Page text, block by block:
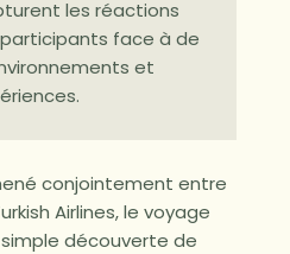
les réactions
face à de
et
conjointement entre
Airlines, le voyage
découverte de